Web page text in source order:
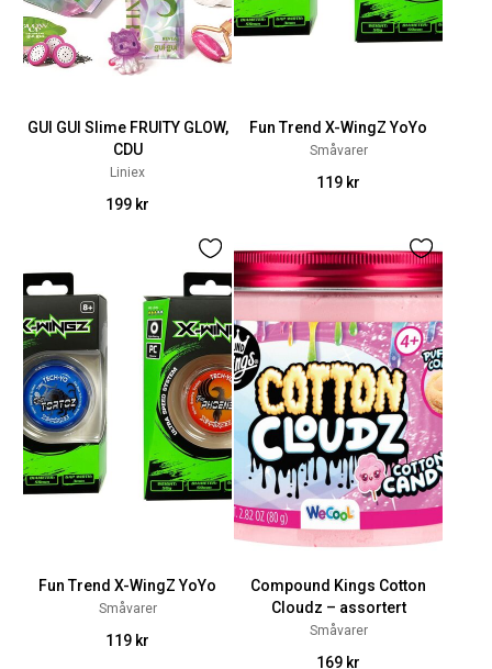
GUI GUI Slime FRUITY GLOW,
CDU
Liniex
199 kr
Fun Trend X-WingZ YoYo
Småvarer
119 kr
Fun Trend X-WingZ YoYo
Småvarer
119 kr
Compound Kings Cotton
Cloudz – assortert
Småvarer
169 kr